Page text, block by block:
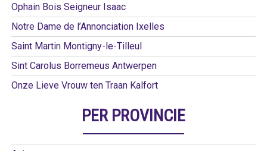
Ophain Bois Seigneur Isaac
Notre Dame de l’Annonciation Ixelles
Saint Martin Montigny-le-Tilleul
Sint Carolus Borremeus Antwerpen
Onze Lieve Vrouw ten Traan Kalfort
PER PROVINCIE